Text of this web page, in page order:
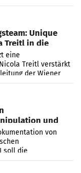
Unique
Treitl in die
eine
Treitl verstärkt
der Wiener
von Josef Kalina und
und
von
soll die
Manipulation und